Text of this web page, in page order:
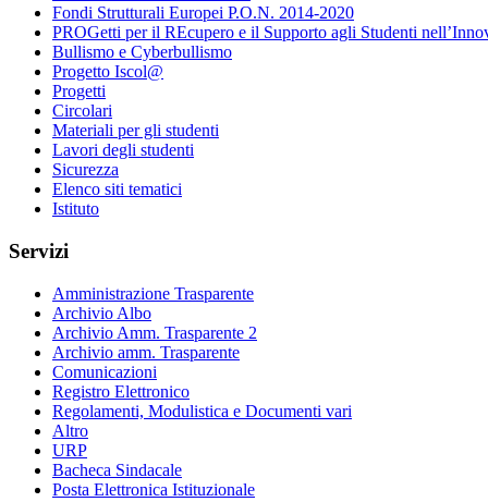
Fondi Strutturali Europei P.O.N. 2014-2020
PROGetti per il REcupero e il Supporto agli Studenti
Bullismo e Cyberbullismo
Progetto Iscol@
Progetti
Circolari
Materiali per gli studenti
Lavori degli studenti
Sicurezza
Elenco siti tematici
Istituto
Servizi
Amministrazione Trasparente
Archivio Albo
Archivio Amm. Trasparente 2
Archivio amm. Trasparente
Comunicazioni
Registro Elettronico
Regolamenti, Modulistica e Documenti vari
Altro
URP
Bacheca Sindacale
Posta Elettronica Istituzionale